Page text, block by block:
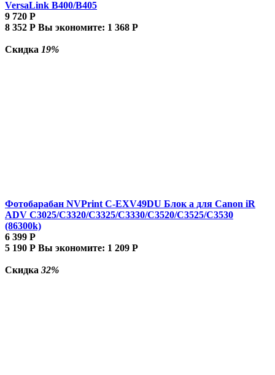
VersaLink B400/B405
9 720 Р
8 352 Р Вы экономите: 1 368 Р
Скидка 19%
Фотобарабан NVPrint C-EXV49DU Блок а для Canon iR
ADV C3025/C3320/C3325/C3330/C3520/C3525/C3530
(86300k)
6 399 Р
5 190 Р Вы экономите: 1 209 Р
Скидка 32%